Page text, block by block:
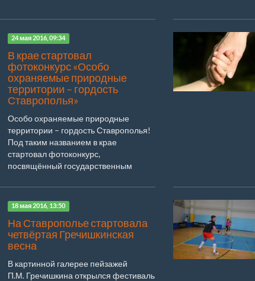
24 мая 2016, 09:34
В крае стартовал
фотоконкурс «Особо
охраняемые природные
территории – гордость
Ставрополья»
Особо охраняемые природные
территории – гордость Ставрополья!
Под таким названием в крае
стартовал фотоконкурс,
посвящённый государственным
18 мая 2016, 13:50
На Ставрополье стартовала
четвёртая Гречишкинская
весна
В картинной галерее пейзажей
П.М. Гречишкина открылся фестиваль